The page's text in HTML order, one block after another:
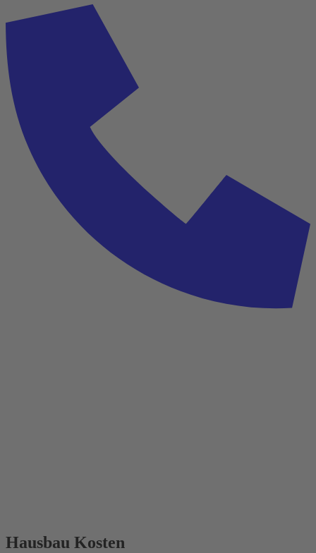
Hausbau Kosten